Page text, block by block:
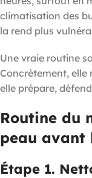
climatisation des
la rend plus
Une vraie routine
Concrètement, elle
elle prépare,
Routine du
peau avant
Étape 1.